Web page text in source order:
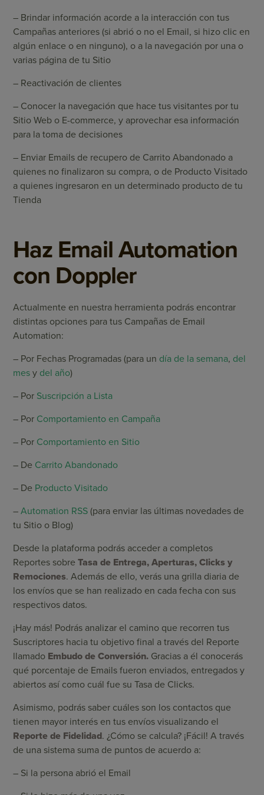
– Brindar información acorde a la interacción con tus
Campañas anteriores (si abrió o no el Email, si hizo clic en
algún enlace o en ninguno), o a la navegación por una o
varias página de tu Sitio
– Reactivación de clientes
– Conocer la navegación que hace tus visitantes por tu
Sitio Web o E-commerce, y aprovechar esa información
para la toma de decisiones
– Enviar Emails de recupero de Carrito Abandonado a
quienes no finalizaron su compra, o de Producto Visitado
a quienes ingresaron en un determinado producto de tu
Tienda
Haz Email Automation
con Doppler
Actualmente en nuestra herramienta podrás encontrar
distintas opciones para tus Campañas de Email
Automation:
– Por Fechas Programadas (para un día de la semana, del
mes y del año)
– Por Suscripción a Lista
– Por Comportamiento en Campaña
– Por Comportamiento en Sitio
– De Carrito Abandonado
– De Producto Visitado
–Automation RSS (para enviar las últimas novedades de
tu Sitio o Blog)
Desde la plataforma podrás acceder a completos
Reportes sobreTasa de Entrega, Aperturas, Clicks y
Remociones. Además de ello, verás una grilla diaria de
los envíos que se han realizado en cada fecha con sus
respectivos datos.
¡Hay más! Podrás analizar el camino que recorren tus
Suscriptores hacia tu objetivo final a través del Reporte
llamado Embudo de Conversión. Gracias a él conocerás
qué porcentaje de Emails fueron enviados, entregados y
abiertos así como cuál fue su Tasa de Clicks.
Asimismo, podrás saber cuáles son los contactos que
tienen mayor interés en tus envíos visualizando el
Reporte de Fidelidad. ¿Cómo se calcula? ¡Fácil! A través
de una sistema suma de puntos de acuerdo a:
– Si la persona abrió el Email